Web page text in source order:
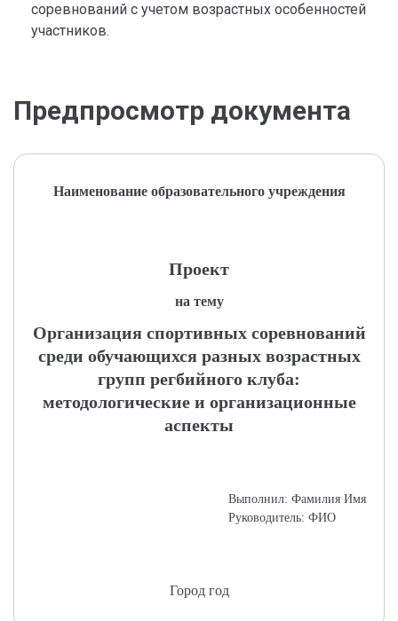
соревнований с учетом возрастных особенностей
участников.
Предпросмотр документа
Наименование образовательного учреждения
Проект
на тему
Организация спортивных соревнований
среди обучающихся разных возрастных
групп регбийного клуба:
методологические и организационные
аспекты
Выполнил: Фамилия Имя
Руководитель: ФИО
Город год